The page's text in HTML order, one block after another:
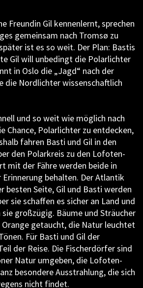
Freundin Gil kennenlernt, sprechen
gemeinsam nach Tromsø zu
ist es so weit. Der Plan: Bastis
Gil will unbedingt die Polarlichter
in Oslo die „Jagd“ nach der
die Nordlichter wissenschaftlich
und so weit wie möglich nach
Chance, Polarlichter zu entdecken,
fahren Basti und Gil in den
den Polarkreis zu den Lofoten-
mit der Fähre werden beide in
behalten. Der Atlantik
besten Seite, Gil und Basti werden
sie schaffen es sicher an Land und
großzügig. Bäume und Sträucher
getaucht, die Natur leuchtet
Für Basti und Gil der
der Reise. Die Fischerdörfer sind
Natur umgeben, die Lofoten-
besondere Ausstrahlung, die sich
nicht findet.